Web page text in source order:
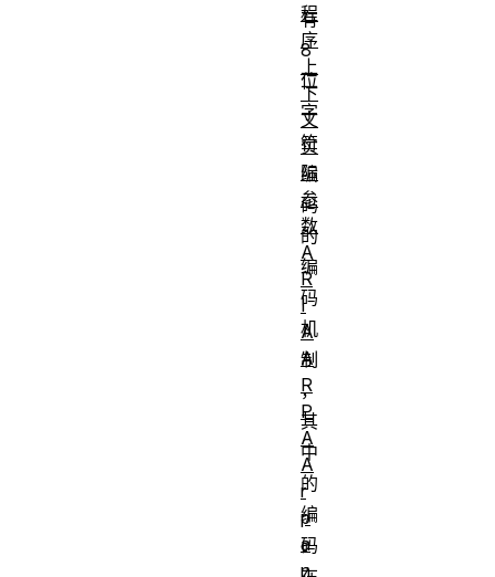
有
8
位
字
符
编
码
的
编
码
机
制
，
其
中
的
编
码
程
序
上
下
文
实
际
参
数
A
R
I
A
A
R
P
A
A
r
p
a
n